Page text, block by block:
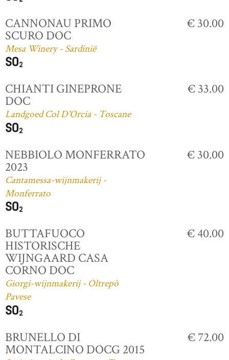
CANNONAU PRIMO
SCURO DOC
Mesa Winery - Sardinië
€ 30.00
CHIANTI GINEPRONE
DOC
Landgoed Col D'Orcia - Toscane
€ 33.00
NEBBIOLO MONFERRATO
2023
Cantamessa-wijnmakerij -
Monferrato
€ 30.00
BUTTAFUOCO
HISTORISCHE
WIJNGAARD CASA
CORNO DOC
Giorgi-wijnmakerij - Oltrepò
Pavese
€ 40.00
BRUNELLO DI
MONTALCINO DOCG 2015
€ 72.00